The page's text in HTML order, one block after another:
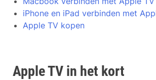
iPhone en iPad verbinden met
Apple TV kopen
Apple TV in het kort